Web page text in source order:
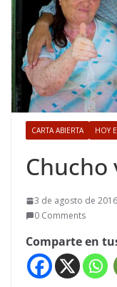
CARTA ABIERTA HOY
Chucho
3 de agosto de 2016
0 Comments
Comparte en